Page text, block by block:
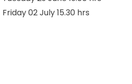
Friday 02 July 15.30 hrs